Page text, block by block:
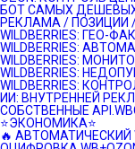
БОТ САМЫХ
РЕКЛАМА / ПОЗИЦИИ
WILDBERRIES: ГЕО-
WILDBERRIES:
WILDBERRIES:
WILDBERRIES:
WILDBERRIES:
ИИ: ВНУТРЕННЕЙ
СОБСТВЕННЫЕ
⭐️ЭКОНОМИКА⭐️
🔥 АВТОМАТИЧЕСКИЙ